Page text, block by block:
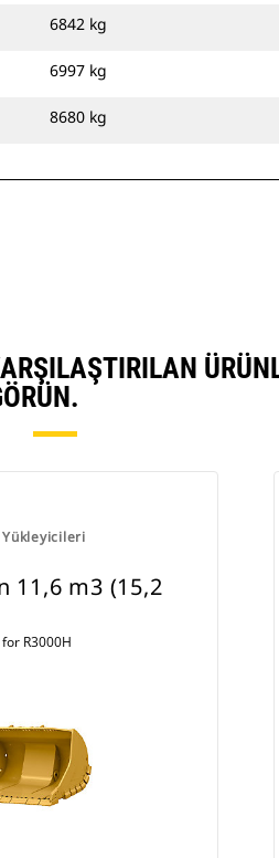
6842 kg
6997 kg
8680 kg
Yükleyicileri
11,6 m3 (15,2
R3000H